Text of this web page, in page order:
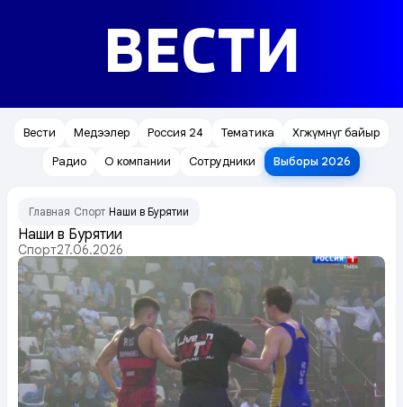
ВЕСТИ
Вести Медээлер Россия 24 Тематика
Хөгжүмнүг байыр
Радио
О компании Сотрудники Выборы 2026
Главная Спорт Наши в Бурятии
Наши в Бурятии
Спорт27.06.2026